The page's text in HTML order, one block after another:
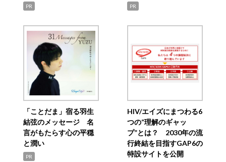
PR PR
「ことだま」宿る羽生
結弦のメッセージ 名
言がもたらす心の平穏
と潤い
PR
HIV/エイズにまつわる6
つの“理解のギャッ
プ”とは？ 2030年の流
行終結を目指すGAP6の
特設サイトを公開